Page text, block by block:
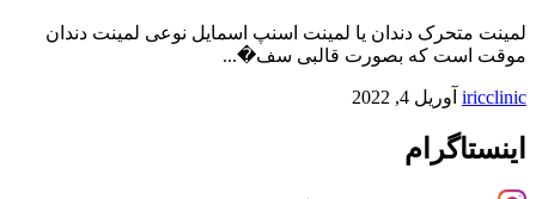
لمینت متحرک دندان یا لمینت اسنپ اسمایل نوعی لمینت دندان
موقت است که بصورت قالبی سف�...
iricclinic آوریل 4, 2022
اینستاگرام